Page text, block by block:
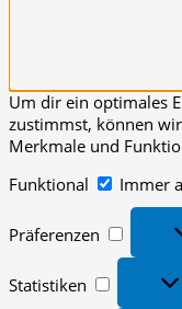
Um dir ein optimales
zustimmst, können
Merkmale und
Funktional
Immer
Präferenzen
Statistiken
Statistiken